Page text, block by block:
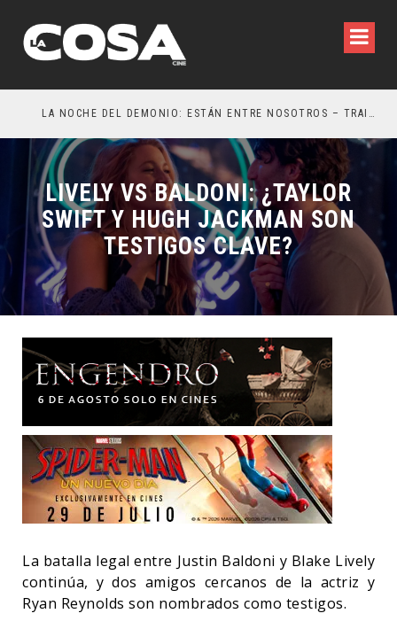
LA NOCHE DEL DEMONIO: ESTÁN ENTRE NOSOTROS – TRAILER FINAL
LIVELY VS BALDONI: ¿TAYLOR
SWIFT Y HUGH JACKMAN SON
TESTIGOS CLAVE?
La batalla legal entre Justin Baldoni y Blake Lively
continúa, y dos amigos cercanos de la actriz y
Ryan Reynolds son nombrados como testigos.